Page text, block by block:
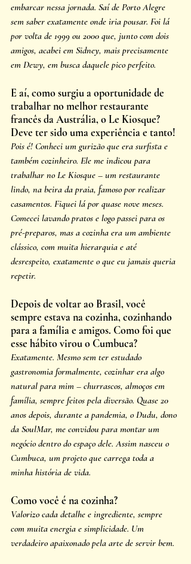
embarcar nessa jornada. Saí de Porto Alegre
sem saber exatamente onde iria pousar. Foi lá
por volta de 1999 ou 2000 que, junto com dois
amigos, acabei em Sidney, mais precisamente
em Dewy, em busca daquele pico perfeito.
E aí, como surgiu a oportunidade de
trabalhar no melhor restaurante
francês da Austrália, o Le Kiosque?
Deve ter sido uma experiência e tanto!
Pois é! Conheci um gurizão que era surfista e
também cozinheiro. Ele me indicou para
trabalhar no Le Kiosque – um restaurante
lindo, na beira da praia, famoso por realizar
casamentos. Fiquei lá por quase nove meses.
Comecei lavando pratos e logo passei para os
pré-preparos, mas a cozinha era um ambiente
clássico, com muita hierarquia e até
desrespeito, exatamente o que eu jamais queria
repetir.
Depois de voltar ao Brasil, você
sempre estava na cozinha, cozinhando
para a família e amigos. Como foi que
esse hábito virou o Cumbuca?
Exatamente. Mesmo sem ter estudado
gastronomia formalmente, cozinhar era algo
natural para mim – churrascos, almoços em
família, sempre feitos pela diversão. Quase 20
anos depois, durante a pandemia, o Dudu, dono
da SoulMar, me convidou para montar um
negócio dentro do espaço dele. Assim nasceu o
Cumbuca, um projeto que carrega toda a
minha história de vida.
Como você é na cozinha?
Valorizo cada detalhe e ingrediente, sempre
com muita energia e simplicidade. Um
verdadeiro apaixonado pela arte de servir bem.